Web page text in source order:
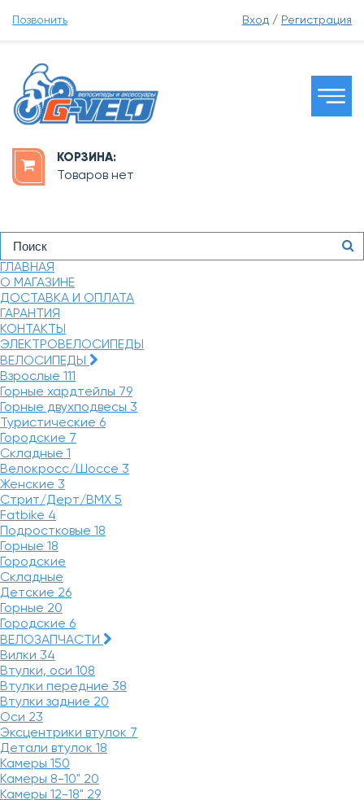
Позвонить Вход / Регистрация
КОРЗИНА:
Товаров нет
ГЛАВНАЯ
О МАГАЗИНЕ
ДОСТАВКА И ОПЛАТА
ГАРАНТИЯ
КОНТАКТЫ
ЭЛЕКТРОВЕЛОСИПЕДЫ
ВЕЛОСИПЕДЫ
Взрослые 111
Горные хардтейлы 79
Горные двухподвесы 3
Туристические 6
Городские 7
Складные 1
Велокросс/Шоссе 3
Женские 3
Стрит/Дерт/BMX 5
Fatbike 4
Подростковые 18
Горные 18
Городские
Складные
Детские 26
Горные 20
Городские 6
ВЕЛОЗАПЧАСТИ
Вилки 34
Втулки, оси 108
Втулки передние 38
Втулки задние 20
Оси 23
Эксцентрики втулок 7
Детали втулок 18
Камеры 150
Камеры 8-10" 20
Камеры 12-18" 29